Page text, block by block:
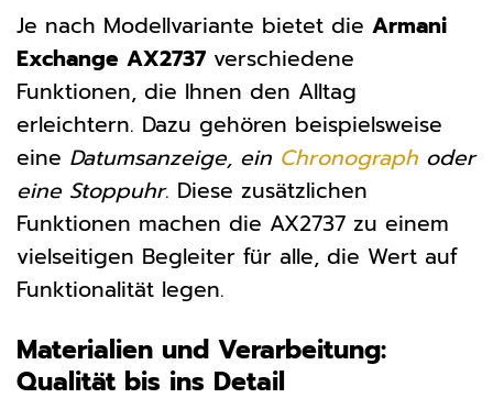
Je nach Modellvariante bietet die Armani
Exchange AX2737 verschiedene
Funktionen, die Ihnen den Alltag
erleichtern. Dazu gehören beispielsweise
eine Datumsanzeige, ein Chronograph oder
eine Stoppuhr. Diese zusätzlichen
Funktionen machen die AX2737 zu einem
vielseitigen Begleiter für alle, die Wert auf
Funktionalität legen.
Materialien und Verarbeitung:
Qualität bis ins Detail